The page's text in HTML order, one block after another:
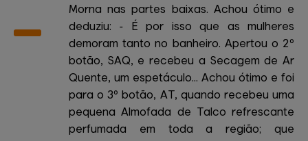
Morna nas partes baixas. Achou ótimo e
deduziu: - É por isso que as mulheres
demoram tanto no banheiro. Apertou o 2º
botão, SAQ, e recebeu a Secagem de Ar
Quente, um espetáculo... Achou ótimo e foi
para o 3º botão, AT, quando recebeu uma
pequena Almofada de Talco refrescante
perfumada em toda a região; que